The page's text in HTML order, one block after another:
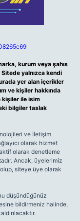
kurum veya şahıs
yalnızca kendi
yer alan içerikler
ve kişiler hakkında
kişiler ile isim
bilgiler taslak
ve İletişim
olarak hizmet
olarak denetleme
Ancak, üyelerimiz
siteye üye olarak
düşündüğünüz
bildirmeniz halinde,